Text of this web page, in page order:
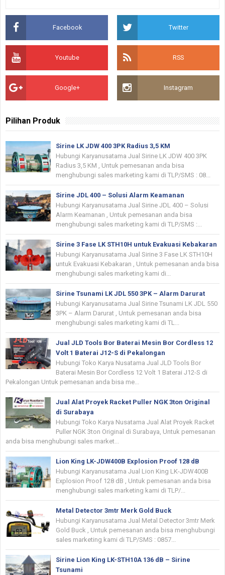
Facebook Twitter
Youtube RSS
Google+ Instagram
Pilihan Produk
Sirine LK JDW 400 3PK Radius 3,5 KM
Hubungi Karyanusatama Jual Sirine LK JDW 400 3PK
Radius 3,5 KM , Untuk pemesanan anda bisa
menghubungi sales marketing kami di TLP/SMS : 08...
Sirine JDL 400 – Solusi Alarm Keamanan
Hubungi Karyanusatama Jual Sirine JDL 400 – Solusi
Alarm Keamanan , Untuk pemesanan anda bisa
menghubungi sales marketing kami di TLP/SMS :...
Sirine 3 Fase LK STH10H untuk Evakuasi Kebakaran
Hubungi Karyanusatama Jual Sirine 3 Fase LK STH10H
untuk Evakuasi Kebakaran , Untuk pemesanan anda bisa
menghubungi sales marketing kami di...
Sirine Tsunami LK JDL 550 3PK – Alarm Darurat
Hubungi Karyanusatama Jual Sirine Tsunami LK JDL 550
3PK – Alarm Darurat , Untuk pemesanan anda bisa
menghubungi sales marketing kami di TL...
Jual JLD Tools Bor Baterai Mesin Bor Cordless 12
Volt 1 Baterai J12-S di Pekalongan
Hubungi Toko Karya Nusatama Jual JLD Tools Bor
Baterai Mesin Bor Cordless 12 Volt 1 Baterai J12-S di
Pekalongan Untuk pemesanan anda bisa me...
Jual Alat Proyek Racket Puller NGK 3ton Original
di Surabaya
Hubungi Toko Karya Nusatama Jual Alat Proyek Racket
Puller NGK 3ton Original di Surabaya, Untuk pemesanan
anda bisa menghubungi sales market...
Lion King LK-JDW400B Explosion Proof 128 dB
Hubungi Karyanusatama Jual Lion King LK-JDW400B
Explosion Proof 128 dB , Untuk pemesanan anda bisa
menghubungi sales marketing kami di TLP/...
Metal Detector 3mtr Merk Gold Buck
Hubungi Karyanusatama Jual Metal Detector 3mtr Merk
Gold Buck , Untuk pemesanan anda bisa menghubungi
sales marketing kami di TLP/SMS : 0857...
Sirine Lion King LK-STH10A 136 dB – Sirine
Tsunami